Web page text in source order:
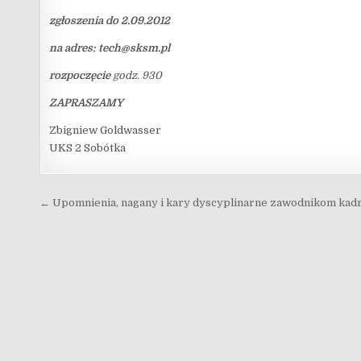
zgłoszenia do 2.09.2012
na adres: tech@sksm.pl
rozpoczęcie godz. 930
ZAPRASZAMY
Zbigniew Goldwasser
UKS 2 Sobótka
Nawigacja wpisu
← Upomnienia, nagany i kary dyscyplinarne zawodnikom